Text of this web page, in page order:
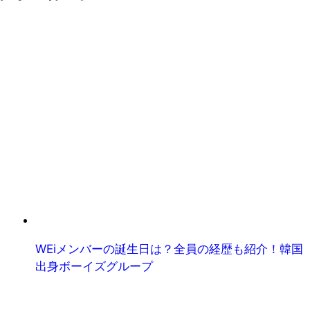
WEiメンバーの誕生日は？全員の経歴も紹介！韓国
出身ボーイズグループ